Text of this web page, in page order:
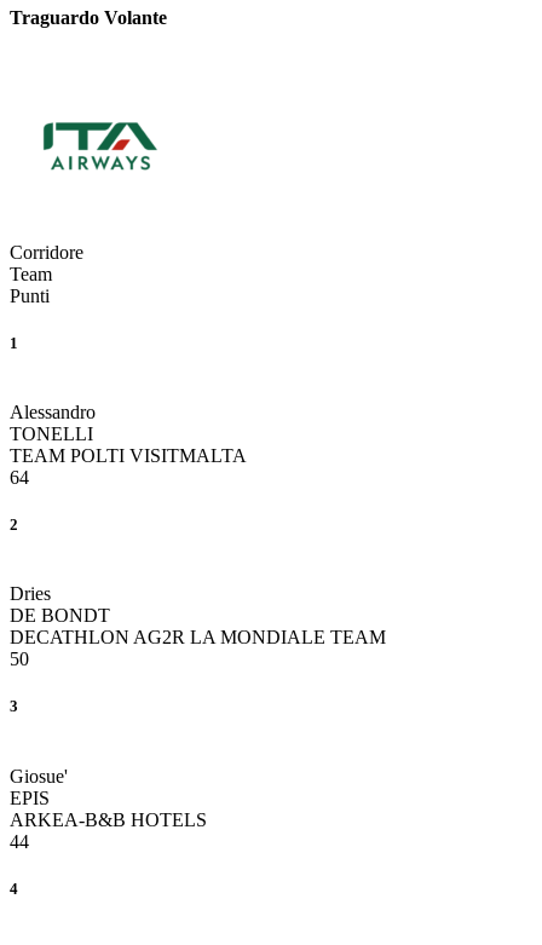
Traguardo Volante
Corridore
Team
Punti
1
Alessandro
TONELLI
TEAM POLTI VISITMALTA
64
2
Dries
DE BONDT
DECATHLON AG2R LA MONDIALE TEAM
50
3
Giosue'
EPIS
ARKEA-B&B HOTELS
44
4